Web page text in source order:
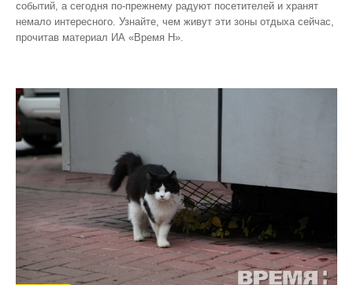
событий, а сегодня по‑прежнему радуют посетителей и хранят
немало интересного. Узнайте, чем живут эти зоны отдыха сейчас,
прочитав материал ИА «Время Н».